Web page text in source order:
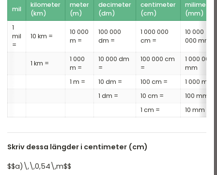
mil
kilometer
(km)
meter
(m)
decimeter
(dm)
centimeter
(cm)
milimeter
(mm)
1
mil
=
10 km =
10 000
m =
100 000
dm =
1 000 000
cm =
10 000
000 mm
1 km =
1 000
m =
10 000 dm
=
100 000 cm
=
1 000 000
mm
1 m =
10 dm = 100 cm =
1 000 mm
1 dm =
10 cm =
100 mm
1 cm =
10 mm
Skriv dessa längder i centimeter (cm)
$$a)\,\,0,54\,m$$